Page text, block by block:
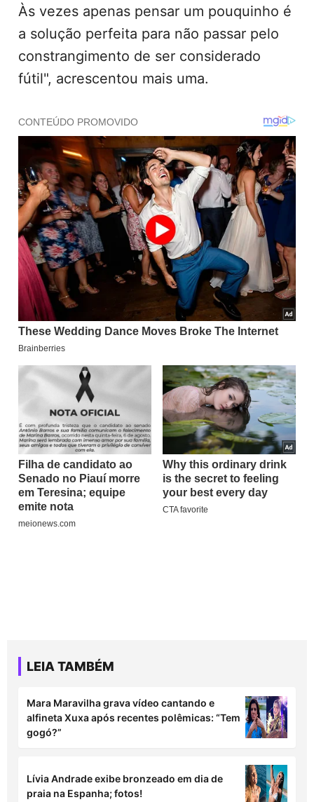
Às vezes apenas pensar um pouquinho é
a solução perfeita para não passar pelo
constrangimento de ser considerado
fútil", acrescentou mais uma.
LEIA TAMBÉM
Mara Maravilha grava vídeo cantando e
alfineta Xuxa após recentes polêmicas: “Tem
gogó?”
Lívia Andrade exibe bronzeado em dia de
praia na Espanha; fotos!